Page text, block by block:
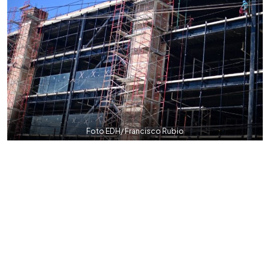
Foto EDH/ Francisco Rubio